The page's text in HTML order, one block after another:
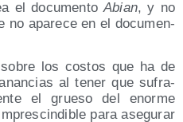
el docu­men­toAbian, y no
no apa­re­ce en el docu­men­
los cos­tos que ha de
al tener que sufra­
el grue­so del enor­me
para ase­gu­rar